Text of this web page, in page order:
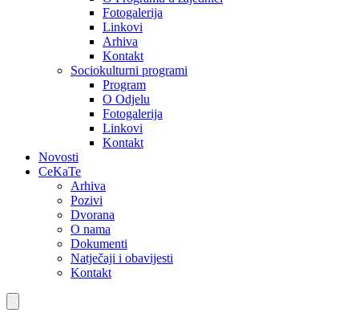
Fotogalerija
Linkovi
Arhiva
Kontakt
Sociokulturni programi
Program
O Odjelu
Fotogalerija
Linkovi
Kontakt
Novosti
CeKaTe
Arhiva
Pozivi
Dvorana
O nama
Dokumenti
Natječaji i obavijesti
Kontakt